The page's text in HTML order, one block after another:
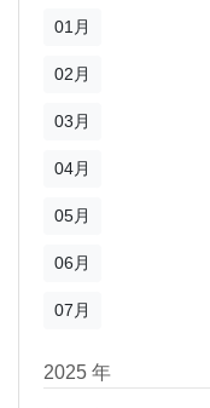
01月
02月
03月
04月
05月
06月
07月
2025 年